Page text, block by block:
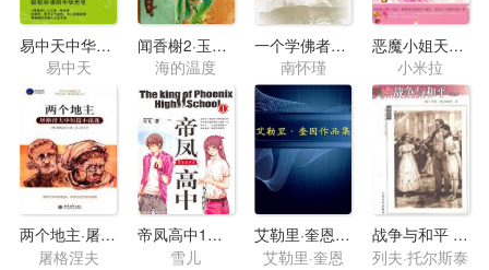
易中天中华史04·青春志
易中天
闻香榭2·玉露无心
海的温度
一个学佛者的基本信念
南怀瑾
恶魔小姐天使心
小米拉
两个地主·屠格涅夫中短篇小说选
屠格涅夫
帝凤高中1：笨笨美少女
雪儿
艾勒里·奎恩中短篇小说
艾勒里·奎恩
战争与和平 第一卷 第一部
列夫·托尔斯泰